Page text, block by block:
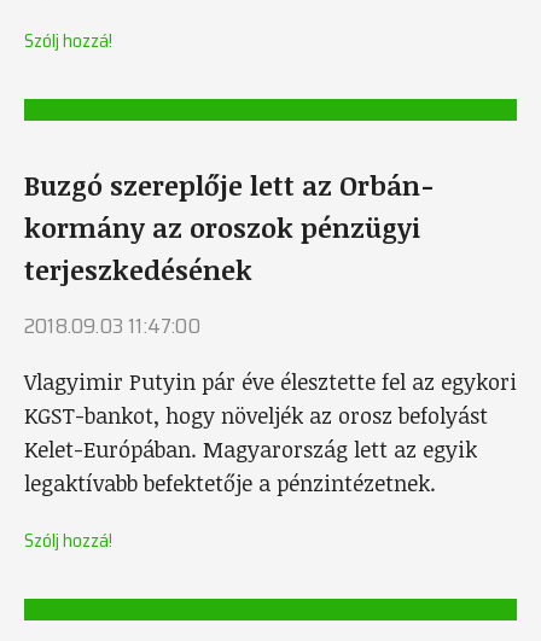
Szólj hozzá!
Buzgó szereplője lett az Orbán-
kormány az oroszok pénzügyi
terjeszkedésének
2018.09.03 11:47:00
Vlagyimir Putyin pár éve élesztette fel az egykori
KGST-bankot, hogy növeljék az orosz befolyást
Kelet-Európában. Magyarország lett az egyik
legaktívabb befektetője a pénzintézetnek.
Szólj hozzá!